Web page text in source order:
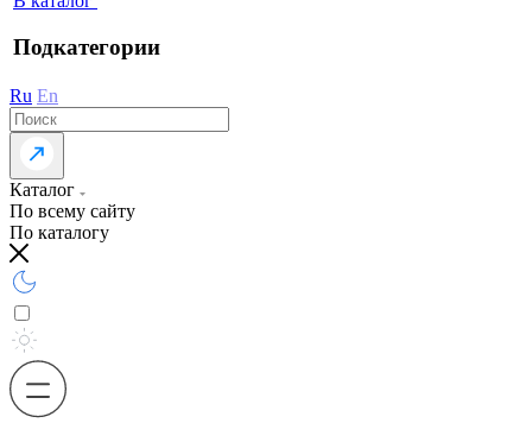
Подкатегории
Ru En
Каталог
По всему сайту
По каталогу